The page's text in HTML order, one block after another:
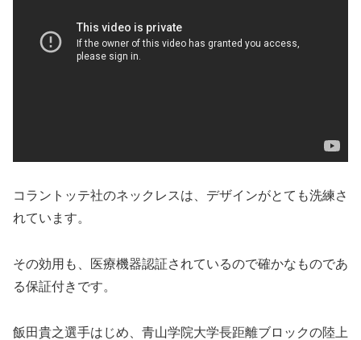
コラントッテ社のネックレスは、デザインがとても洗練さ
れています。
その効用も、医療機器認証されているので確かなものであ
る保証付きです。
飯田貴之選手はじめ、青山学院大学長距離ブロックの陸上